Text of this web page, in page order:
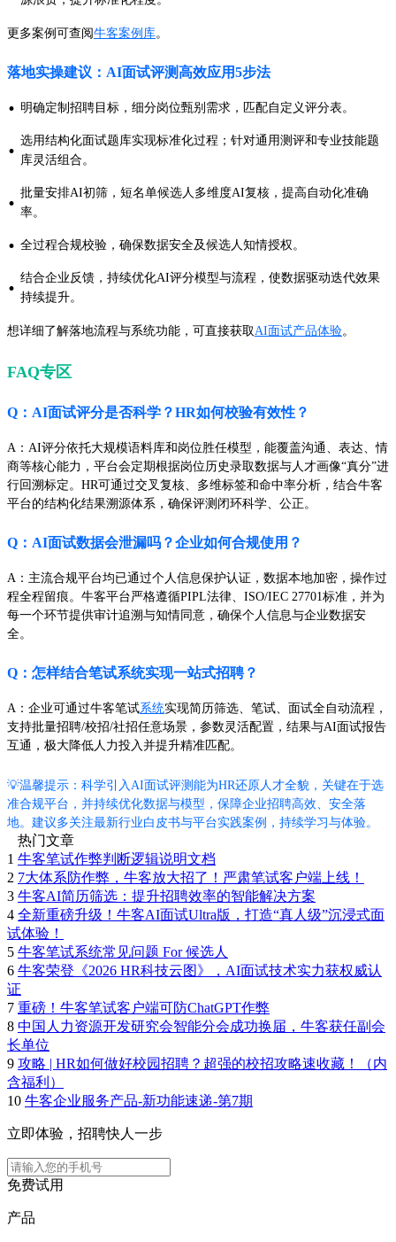
更多案例可查阅牛客案例库。
落地实操建议：AI面试评测高效应用5步法
· 明确定制招聘目标，细分岗位甄别需求，匹配自定义评分表。
· 选用结构化面试题库实现标准化过程；针对通用测评和专业技能题
库灵活组合。
· 批量安排AI初筛，短名单候选人多维度AI复核，提高自动化准确
率。
· 全过程合规校验，确保数据安全及候选人知情授权。
· 结合企业反馈，持续优化AI评分模型与流程，使数据驱动迭代效果
持续提升。
想详细了解落地流程与系统功能，可直接获取AI面试产品体验。
FAQ专区
Q：AI面试评分是否科学？HR如何校验有效性？
A：AI评分依托大规模语料库和岗位胜任模型，能覆盖沟通、表达、情
商等核心能力，平台会定期根据岗位历史录取数据与人才画像“真分”进
行回溯标定。HR可通过交叉复核、多维标签和命中率分析，结合牛客
平台的结构化结果溯源体系，确保评测闭环科学、公正。
Q：AI面试数据会泄漏吗？企业如何合规使用？
A：主流合规平台均已通过个人信息保护认证，数据本地加密，操作过
程全程留痕。牛客平台严格遵循PIPL法律、ISO/IEC 27701标准，并为
每一个环节提供审计追溯与知情同意，确保个人信息与企业数据安
全。
Q：怎样结合笔试系统实现一站式招聘？
A：企业可通过牛客笔试系统实现简历筛选、笔试、面试全自动流程，
支持批量招聘/校招/社招任意场景，参数灵活配置，结果与AI面试报告
互通，极大降低人力投入并提升精准匹配。
💡温馨提示：科学引入AI面试评测能为HR还原人才全貌，关键在于选
准合规平台，并持续优化数据与模型，保障企业招聘高效、安全落
地。建议多关注最新行业白皮书与平台实践案例，持续学习与体验。
热门文章
1 牛客笔试作弊判断逻辑说明文档
2 7大体系防作弊，牛客放大招了！严肃笔试客户端上线！
3 牛客AI简历筛选：提升招聘效率的智能解决方案
4 全新重磅升级！牛客AI面试Ultra版，打造“真人级”沉浸式面
试体验！
5 牛客笔试系统常见问题 For 候选人
6 牛客荣登《2026 HR科技云图》，AI面试技术实力获权威认
证
7 重磅！牛客笔试客户端可防ChatGPT作弊
8 中国人力资源开发研究会智能分会成功换届，牛客获任副会
长单位
9 攻略 | HR如何做好校园招聘？超强的校招攻略速收藏！（内
含福利）
10 牛客企业服务产品-新功能速递-第7期
立即体验，招聘快人一步
免费试用
产品